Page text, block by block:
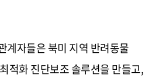
계자들은 북미 지역 반려동물
적화 진단보조 솔루션을 만들고,